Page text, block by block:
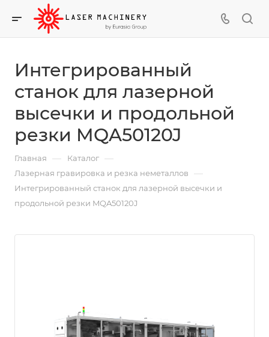
Интегрированный
станок для лазерной
высечки и продольной
резки MQA50120J
Главная — Каталог —
Лазерная гравировка и резка неметаллов —
Интегрированный станок для лазерной высечки и
продольной резки MQA50120J